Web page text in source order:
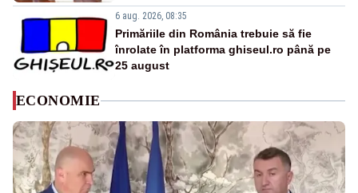
6 aug. 2026, 08:35
Primăriile din România trebuie să fie
înrolate în platforma ghiseul.ro până pe
25 august
ECONOMIE